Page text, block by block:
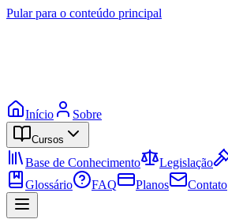
Pular para o conteúdo principal
Início Sobre
Cursos
Base de Conhecimento Legislação
Glossário
FAQ Planos Contato